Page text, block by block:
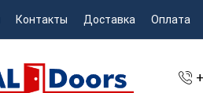
Контакты Доставка Оплата